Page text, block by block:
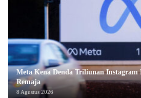
Meta Kena Denda Triliunan Instagram
Remaja
8 Agustus 2026